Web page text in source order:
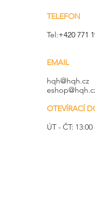
TELEFON
Tel:+420 771
EMAIL
hqh@hqh.cz
OTEVÍRACÍ
ÚT - ČT: 13:00